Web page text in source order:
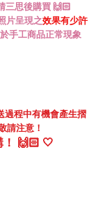
三思後購買 🙌🏻
片呈現之效果有少許
手工商品正常現象
過程中有機會產生摺
請注意！
！ 🙌🏻 🤍